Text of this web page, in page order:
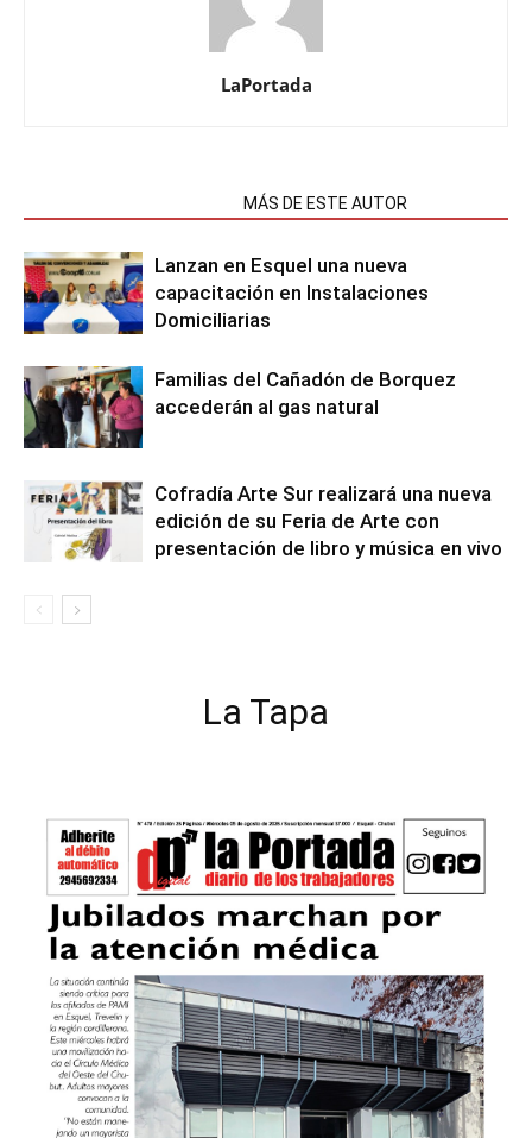
LaPortada
MÁS DE ESTE AUTOR
Lanzan en Esquel una nueva
capacitación en Instalaciones
Domiciliarias
Familias del Cañadón de Borquez
accederán al gas natural
Cofradía Arte Sur realizará una nueva
edición de su Feria de Arte con
presentación de libro y música en vivo
La Tapa